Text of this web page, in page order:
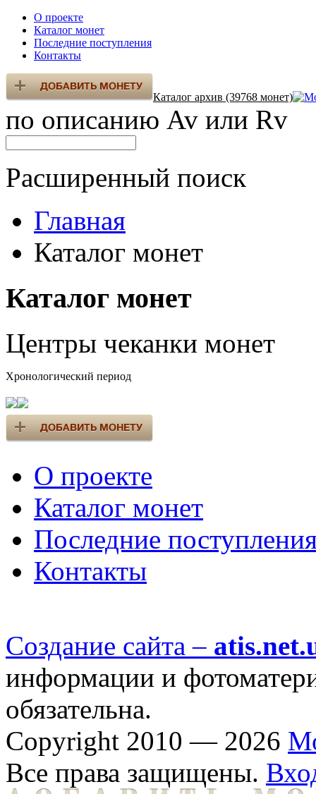
О проекте
Каталог монет
Последние поступления
Контакты
Каталог архив (39768 монет)
по описанию Av или Rv
Расширенный поиск
Главная
Каталог монет
Каталог монет
Центры чеканки монет
Хронологический период
О проекте
Каталог монет
Последние
Контакты
Создание сайта –
информации и
обязательна.
Copyright 2010 — 2026
Все права защищены.